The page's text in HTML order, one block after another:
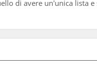
di avere un'unica lista e